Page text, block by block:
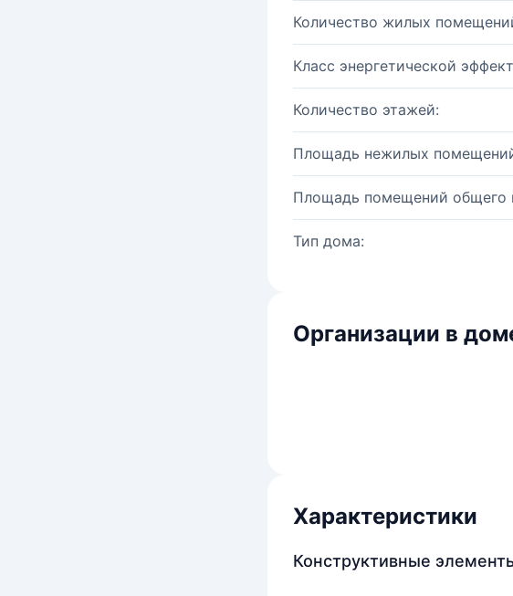
Количество жилых
Класс энергетической
Количество этажей:
Площадь нежилых
Площадь помещений общего
Тип дома:
Организации в
Характеристики
Конструктивные